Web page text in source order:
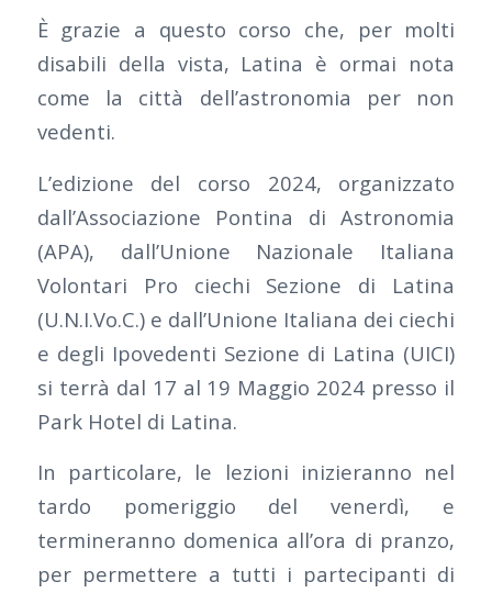
È grazie a questo corso che, per molti
disabili della vista, Latina è ormai nota
come la città dell’astronomia per non
vedenti.
L’edizione del corso 2024, organizzato
dall’Associazione Pontina di Astronomia
(APA), dall’Unione Nazionale Italiana
Volontari Pro ciechi Sezione di Latina
(U.N.I.Vo.C.) e dall’Unione Italiana dei ciechi
e degli Ipovedenti Sezione di Latina (UICI)
si terrà dal 17 al 19 Maggio 2024 presso il
Park Hotel di Latina.
In particolare, le lezioni inizieranno nel
tardo pomeriggio del venerdì, e
termineranno domenica all’ora di pranzo,
per permettere a tutti i partecipanti di